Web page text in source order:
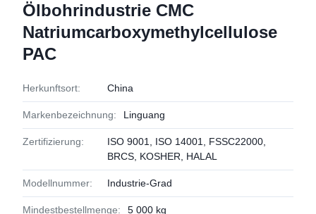
Ölbohrindustrie CMC
Natriumcarboxymethylcellulose
PAC
Herkunftsort: China
Markenbezeichnung: Linguang
Zertifizierung:
ISO 9001, ISO 14001, FSSC22000,
BRCS, KOSHER, HALAL
Modellnummer: Industrie-Grad
Mindestbestellmenge: 5 000 kg